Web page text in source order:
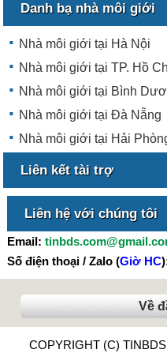
Danh bạ nhà môi giới
Nhà môi giới tại Hà Nội
Nhà môi giới tại TP. Hồ
Nhà môi giới tại Bình
Nhà môi giới tại Đà Nẵng
Nhà môi giới tại Hải
Liên kết tài trợ
Liên hệ với chúng tôi
Email:
Số điện thoại / Zalo (Giờ HC
Về
COPYRIGHT (C)